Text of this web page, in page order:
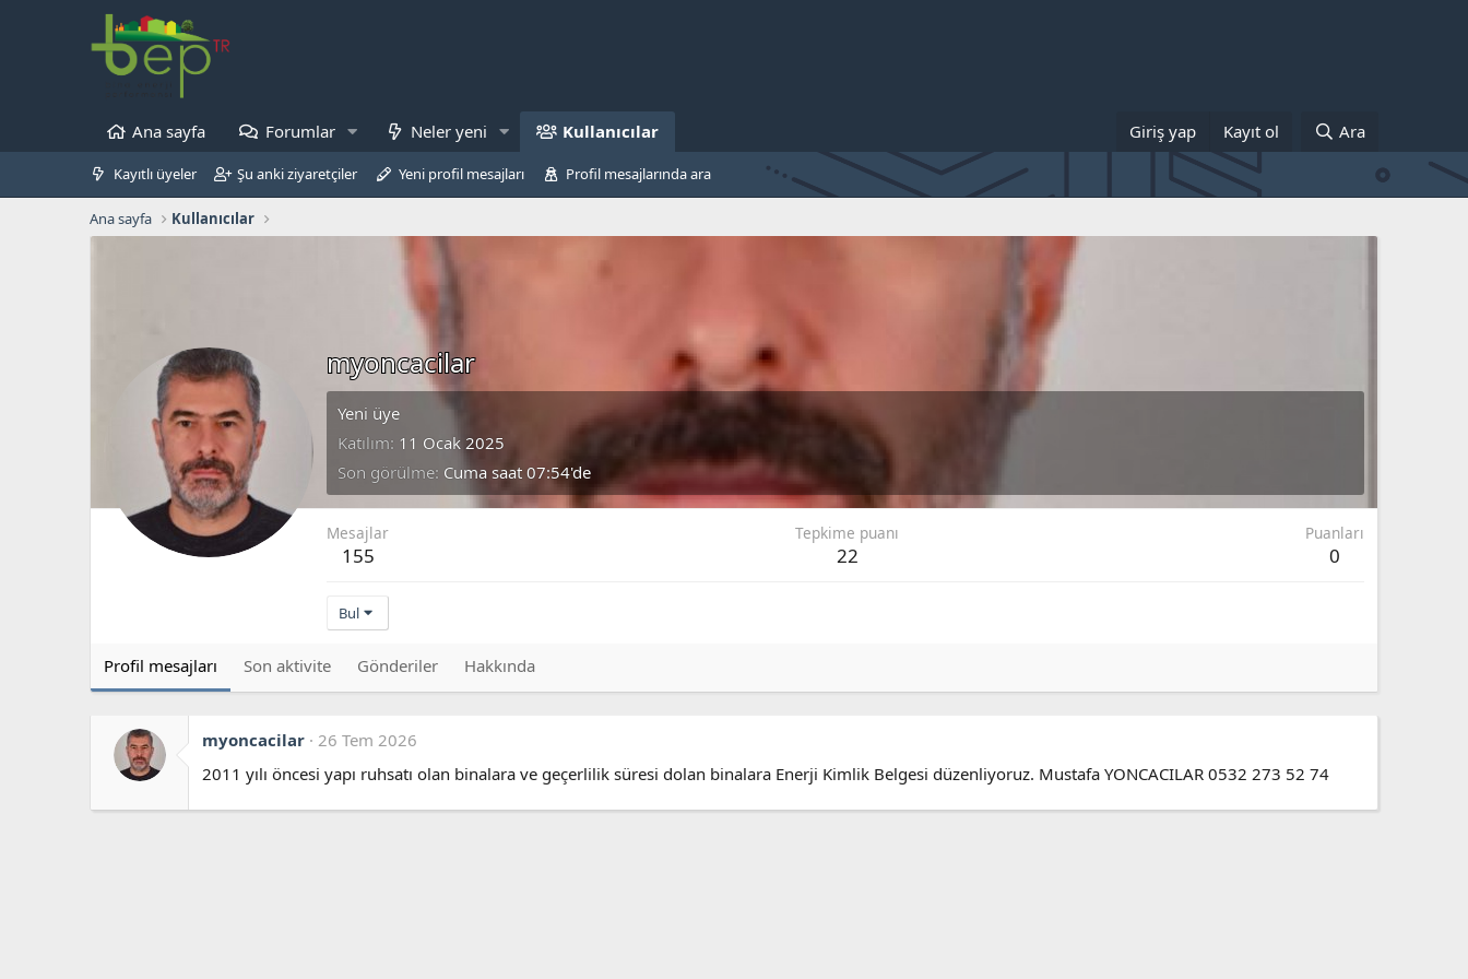
Ana sayfa Forumlar Neler yeni Kullanıcılar Giriş yap Kayıt ol Ara
Kayıtlı üyeler Şu anki ziyaretçiler Yeni profil mesajları Profil mesajlarında ara
Ana sayfa Kullanıcılar
myoncacilar
Yeni üye
Katılım 11 Ocak 2025
Son görülme Cuma saat 07:54'de
Mesajlar
155
Tepkime puanı
22
Puanları
0
Bul
Profil mesajları Son aktivite Gönderiler Hakkında
myoncacilar
26 Tem 2026
2011 yılı öncesi yapı ruhsatı olan binalara ve geçerlilik süresi dolan binalara Enerji Kimlik Belgesi düzenliyoruz. Mustafa YONCACILAR 0532 273 52 74